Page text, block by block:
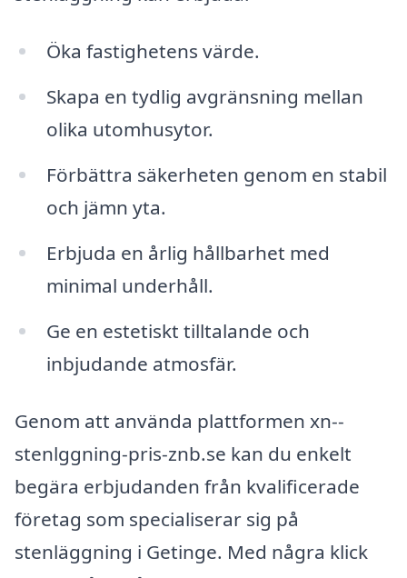
Öka fastighetens värde.
Skapa en tydlig avgränsning mellan
olika utomhusytor.
Förbättra säkerheten genom en stabil
och jämn yta.
Erbjuda en årlig hållbarhet med
minimal underhåll.
Ge en estetiskt tilltalande och
inbjudande atmosfär.
Genom att använda plattformen xn--
stenlggning-pris-znb.se kan du enkelt
begära erbjudanden från kvalificerade
företag som specialiserar sig på
stenläggning i Getinge. Med några klick